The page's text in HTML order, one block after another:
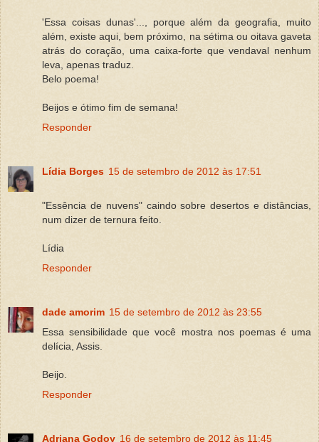
'Essa coisas dunas'..., porque além da geografia, muito
além, existe aqui, bem próximo, na sétima ou oitava gaveta
atrás do coração, uma caixa-forte que vendaval nenhum
leva, apenas traduz.
Belo poema!
Beijos e ótimo fim de semana!
Responder
Lídia Borges 15 de setembro de 2012 às 17:51
"Essência de nuvens" caindo sobre desertos e distâncias,
num dizer de ternura feito.
Lídia
Responder
dade amorim 15 de setembro de 2012 às 23:55
Essa sensibilidade que você mostra nos poemas é uma
delícia, Assis.
Beijo.
Responder
Adriana Godoy 16 de setembro de 2012 às 11:45